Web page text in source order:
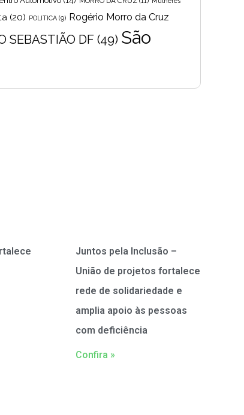
(20) POLITICA (9) Rogério Morro da Cruz
SEBASTIÃO DF (49) São
Juntos pela Inclusão –
União de projetos fortalece
rede de solidariedade e
amplia apoio às pessoas
com deficiência
Confira »